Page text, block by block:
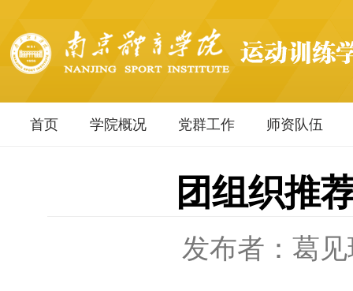
首页 学院概况 党群工作 师资队伍
团组织推
发布者：葛